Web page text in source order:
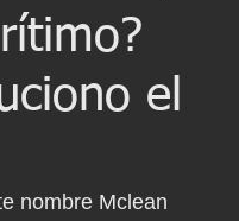
el
nombre Mclean